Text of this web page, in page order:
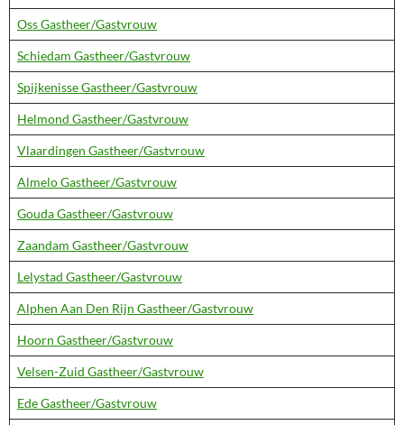
Oss Gastheer/Gastvrouw
Schiedam Gastheer/Gastvrouw
Spijkenisse Gastheer/Gastvrouw
Helmond Gastheer/Gastvrouw
Vlaardingen Gastheer/Gastvrouw
Almelo Gastheer/Gastvrouw
Gouda Gastheer/Gastvrouw
Zaandam Gastheer/Gastvrouw
Lelystad Gastheer/Gastvrouw
Alphen Aan Den Rijn Gastheer/Gastvrouw
Hoorn Gastheer/Gastvrouw
Velsen-Zuid Gastheer/Gastvrouw
Ede Gastheer/Gastvrouw